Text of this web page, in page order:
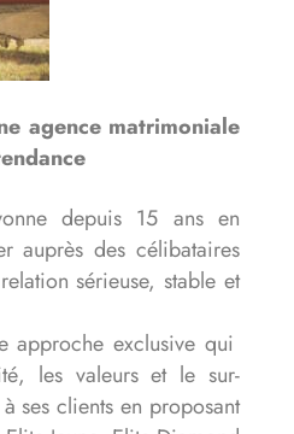
agence matrimoniale
depuis 15 ans en
auprès des célibataires
sérieuse, stable et
approche exclusive qui
les valeurs et le sur-
à ses clients en proposant